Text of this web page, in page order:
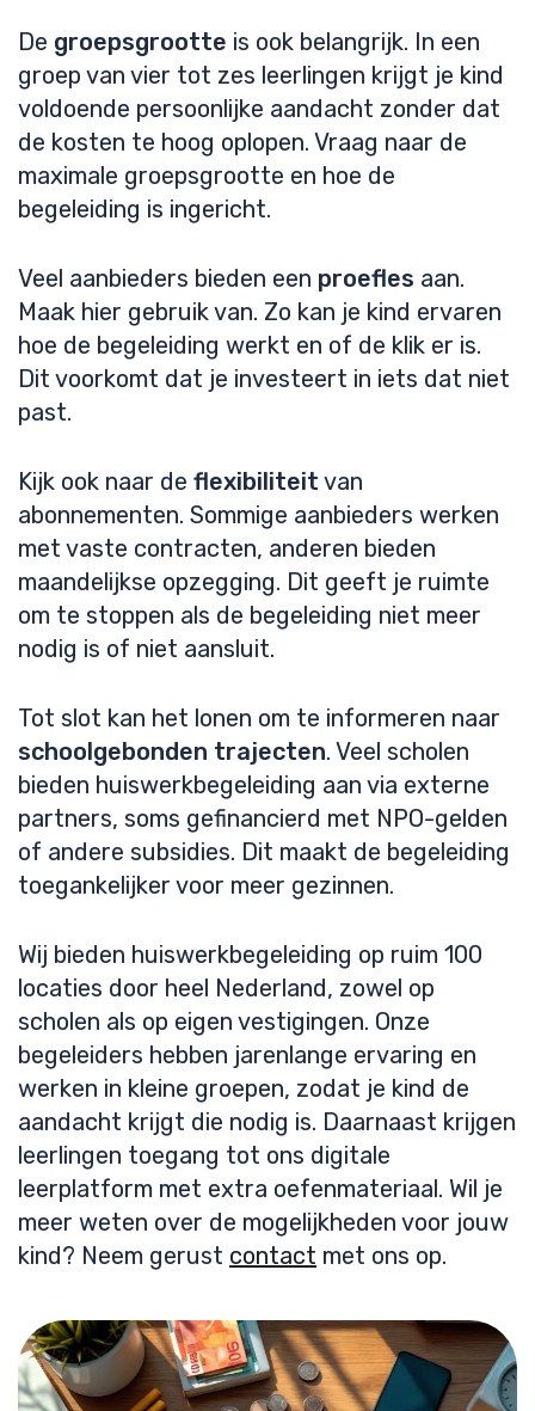
De groepsgrootte is ook belangrijk. In een
groep van vier tot zes leerlingen krijgt je kind
voldoende persoonlijke aandacht zonder dat
de kosten te hoog oplopen. Vraag naar de
maximale groepsgrootte en hoe de
begeleiding is ingericht.
Veel aanbieders bieden een proefles aan.
Maak hier gebruik van. Zo kan je kind ervaren
hoe de begeleiding werkt en of de klik er is.
Dit voorkomt dat je investeert in iets dat niet
past.
Kijk ook naar de flexibiliteit van
abonnementen. Sommige aanbieders werken
met vaste contracten, anderen bieden
maandelijkse opzegging. Dit geeft je ruimte
om te stoppen als de begeleiding niet meer
nodig is of niet aansluit.
Tot slot kan het lonen om te informeren naar
schoolgebonden trajecten. Veel scholen
bieden huiswerkbegeleiding aan via externe
partners, soms gefinancierd met NPO-gelden
of andere subsidies. Dit maakt de begeleiding
toegankelijker voor meer gezinnen.
Wij bieden huiswerkbegeleiding op ruim 100
locaties door heel Nederland, zowel op
scholen als op eigen vestigingen. Onze
begeleiders hebben jarenlange ervaring en
werken in kleine groepen, zodat je kind de
aandacht krijgt die nodig is. Daarnaast krijgen
leerlingen toegang tot ons digitale
leerplatform met extra oefenmateriaal. Wil je
meer weten over de mogelijkheden voor jouw
kind? Neem gerust contact met ons op.